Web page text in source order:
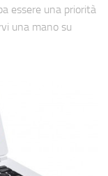
essere una priorità
una mano su